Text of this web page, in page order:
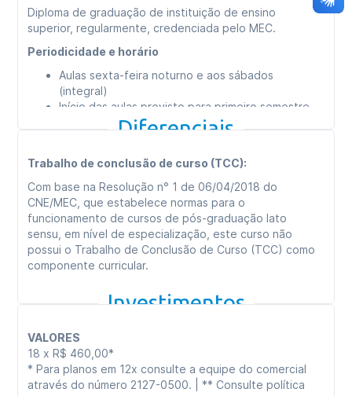
Diploma de graduação de instituição de ensino
superior, regularmente, credenciada pelo MEC.
Periodicidade e horário
Aulas sexta-feira noturno e aos sábados
(integral)
Início das aulas previsto para primeiro semestre
Diferenciais
Trabalho de conclusão de curso (TCC):
Com base na Resolução n° 1 de 06/04/2018 do
CNE/MEC, que estabelece normas para o
funcionamento de cursos de pós-graduação lato
sensu, em nível de especialização, este curso não
possui o Trabalho de Conclusão de Curso (TCC) como
componente curricular.
Investimentos
VALORES
18 x R$ 460,00*
* Para planos em 12x consulte a equipe do comercial
através do número 2127-0500. | ** Consulte política